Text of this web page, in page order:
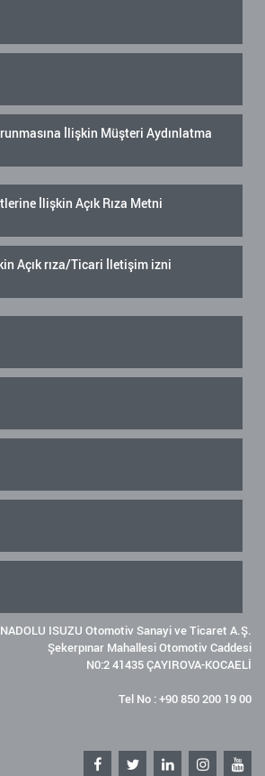
İlişkin Müşteri Aydınlatma
İlişkin Açık Rıza Metni
Açık rıza/Ticari İletişim izni
ISUZU Otomotiv Sanayi ve Ticaret A.Ş.
Şekerpınar Mahallesi Otomotiv Caddesi
N0:2 41435 ÇAYIROVA-KOCAELİ
Tel No : +90 850 200 19 00